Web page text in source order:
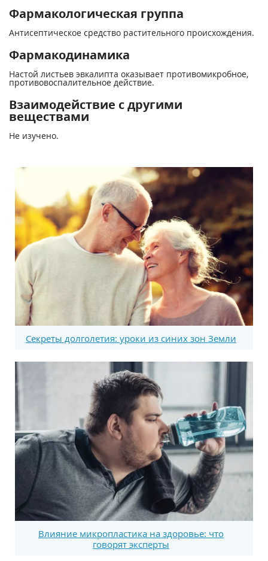
Фармакологическая группа
Антисептическое средство растительного происхождения.
Фармакодинамика
Настой листьев эвкалипта оказывает противомикробное,
противовоспалительное действие.
Взаимодействие с другими
веществами
Не изучено.
Секреты долголетия: уроки из синих зон Земли
Влияние микропластика на здоровье: что
говорят эксперты